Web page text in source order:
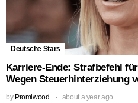
Deutsche Stars
Karriere-Ende: Strafbefehl
Wegen Steuerhinterziehung
by Promiwood about a year ago